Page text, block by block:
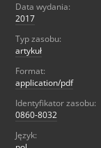
Data wydania:
2017
Typ zasobu:
artykuł
Format:
application/pdf
Identyfikator zasobu:
0860-8032
Język: